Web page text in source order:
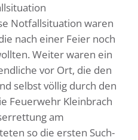
Notfallsituation waren
nach einer Feier noch
Weiter waren ein
vor Ort, die den
selbst völlig durch den
Feuerwehr Kleinbrach
am
so die ersten Such-